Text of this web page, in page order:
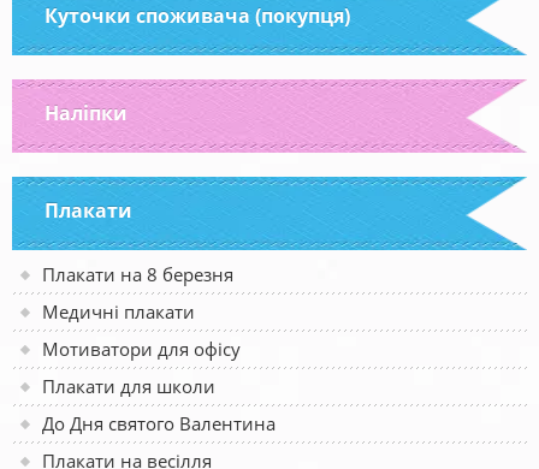
Куточки споживача (покупця)
Наліпки
Плакати
Плакати на 8 березня
Медичні плакати
Мотиватори для офісу
Плакати для школи
До Дня святого Валентина
Плакати на весілля